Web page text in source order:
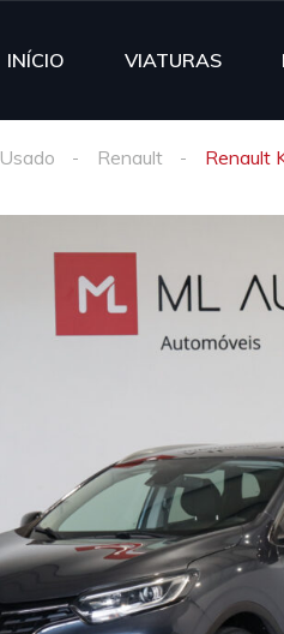
INÍCIO VIATURAS
Usado Renault Renault